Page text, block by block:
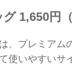
1,650円（
、プレミアム
使いやすいサ